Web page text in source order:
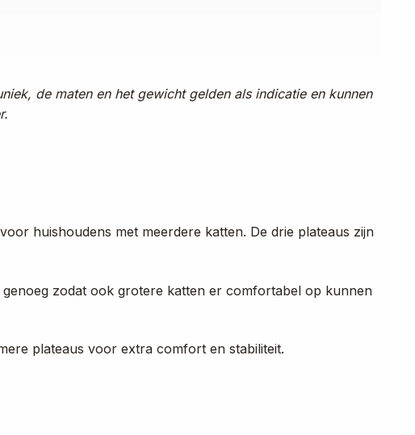
de maten en het gewicht gelden als indicatie en kunnen
huishoudens met meerdere katten. De drie plateaus zijn
zodat ook grotere katten er comfortabel op kunnen
plateaus voor extra comfort en stabiliteit.